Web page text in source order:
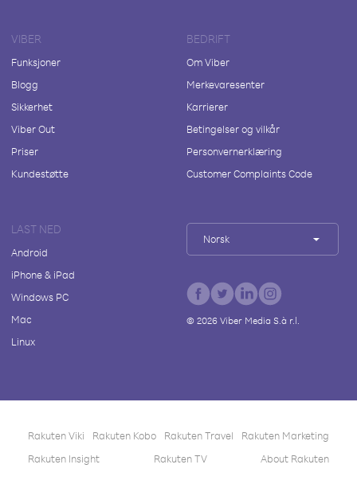
VIBER
Funksjoner
Blogg
Sikkerhet
Viber Out
Priser
Kundestøtte
BEDRIFT
Om Viber
Merkevaresenter
Karrierer
Betingelser og vilkår
Personvernerklæring
Customer Complaints Code
LAST NED
Android
iPhone & iPad
Windows PC
Mac
Linux
Norsk
© 2026Viber Media S.à r.l.
Rakuten Viki Rakuten Kobo Rakuten Travel
Rakuten Marketing
Rakuten Insight
Rakuten TV About Rakuten